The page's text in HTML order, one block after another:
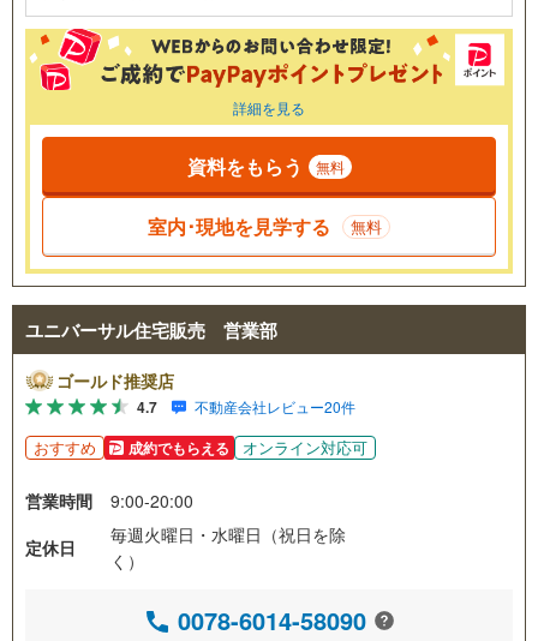
詳細を見る
資料をもらう 無料
室内･現地を見学する 無料
ユニバーサル住宅販売 営業部
ゴールド推奨店
4.7 不動産会社レビュー20件
おすすめ 成約でもらえる オンライン対応可
営業時間
9:00-20:00
定休日
毎週火曜日・水曜日（祝日を除
く）
0078-6014-58090